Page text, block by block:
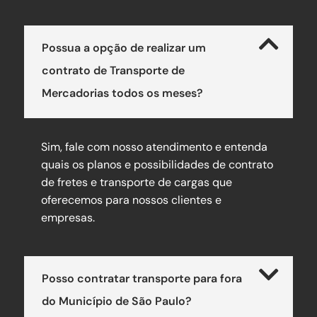
Possua a opção de realizar um
contrato de Transporte de
Mercadorias todos os meses?
Sim, fale com nosso atendimento e entenda
quais os planos e possibilidades de contrato
de fretes e transporte de cargas que
oferecemos para nossos clientes e
empresas.
Posso contratar transporte para fora
do Município de São Paulo?